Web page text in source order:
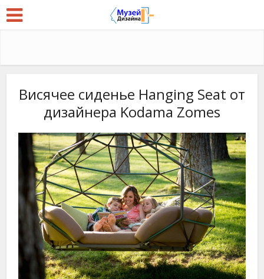
Висячее сиденье Hanging Seat от
дизайнера Kodama Zomes